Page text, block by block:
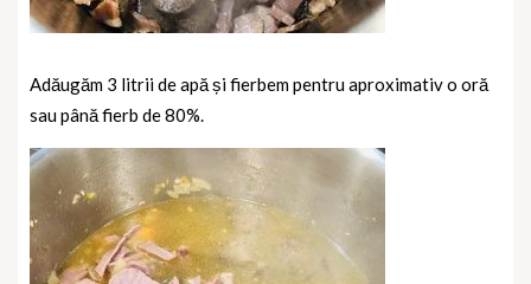
Adăugăm 3 litrii de apă și fierbem pentru aproximativ o oră
sau până fierb de 80%.